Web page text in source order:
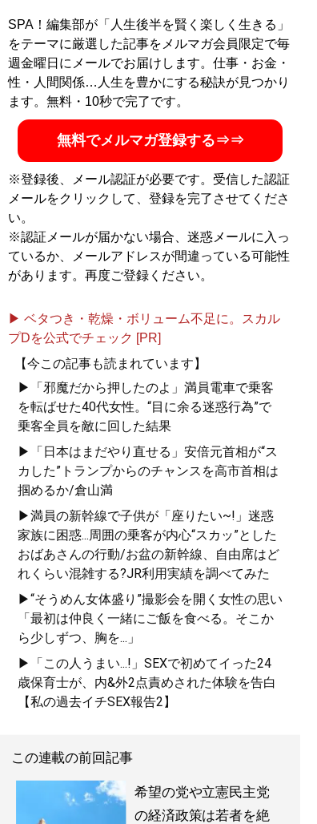
やインテリジェンス、近現代史研究に従事。主な著書に
『 知りたくないではすまされない 』(KADOKAWA)、『コ
ミンテルンの謀略と日本の敗戦』『
日本占領と「敗戦革
命」の危機』『 朝鮮戦争と日本・台湾「侵略」工作
『緒方竹虎と日本のインテリジェンス 』(いずれもPHP新
書)、『
日本外務省はソ連の対米工作を知っていた
ンテリジェンスで読み解く 米中と経済安保
』(いずれも
扶桑社)ほか多数。公式サイト 、ツイッター
@ezakimichio
『 インテリジェンスで読み解く 米中と経済安
経済的安全をいかに守るか？
経済的安全をいかに守るか？実践的な入門書が発売！
’17年、トランプ米大統領は中国を競争相手とみなす
「国家安全保障戦略」を策定し、中国に貿易戦争を仕掛
けた。日本は「米中対立」の狭間にありながら、明確な
戦略を持ち合わせていない。そもそも中国を「脅威」だ
と明言すらしていないのだ。
日本の経済安全保障を確立するためには、国際情勢を
正確に分析し、時代に即した戦略立案が喫緊の課題であ
る。江崎氏の最新刊『 インテリジェンスで読み解く 米中
と経済安保 』は、公刊情報を読み解くことで日本のある
べき「対中戦略」「経済安全保障」について独自の視座
を提供している。江崎氏の正鵠を射た分析で、インテリ
ジェンスに関する実践的な入門書として必読の一冊と言
えよう。
記事一覧へ
SPA！編集部が「人生後半を賢く楽しく生きる」
をテーマに厳選した記事をメルマガ会員限定で毎
週金曜日にメールでお届けします。仕事・お金・
性・人間関係…人生を豊かにする秘訣が見つかり
ます。無料・10秒で完了です。
無料でメルマガ登録する⇒⇒
※登録後、メール認証が必要です。受信した認証
メールをクリックして、登録を完了させてくださ
い。
※認証メールが届かない場合、迷惑メールに入っ
ているか、メールアドレスが間違っている可能性
があります。再度ご登録ください。
▶ ベタつき・乾燥・ボリューム不足に。スカル
プDを公式でチェック [PR]
【今この記事も読まれています】
▶「邪魔だから押したのよ」満員電車で乗客
を転ばせた40代女性。“目に余る迷惑行為”で
乗客全員を敵に回した結果
▶「日本はまだやり直せる」安倍元首相が“ス
カした”トランプからのチャンスを高市首相は
掴めるか/倉山満
▶満員の新幹線で子供が「座りたい~!」迷惑
家族に困惑...周囲の乗客が内心“スカッ”とした
おばあさんの行動/お盆の新幹線、自由席はど
れくらい混雑する?JR利用実績を調べてみた
▶“そうめん女体盛り”撮影会を開く女性の思い
「最初は仲良く一緒にご飯を食べる。そこか
ら少しずつ、胸を...」
▶「この人うまい...!」SEXで初めてイった24
歳保育士が、内&外2点責めされた体験を告白
【私の過去イチSEX報告2】
この連載の前回記事
希望の党や立憲民主党
の経済政策は若者を絶